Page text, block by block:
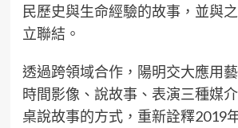
民歷史與生命經驗的故事，並與
立聯結。
透過跨領域合作，陽明交大應用
時間影像、說故事、表演三種媒
桌說故事的方式，重新詮釋2019